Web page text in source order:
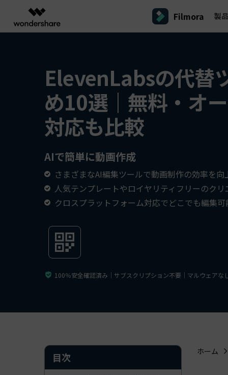
製品
Filmora
UniConverter
動画変換ソフト
DVD Memory
DemoCreator
AI動画・画像・音楽ジェネレーター
SelfyzAI
ToMoviee AI
オールインワンAI生成プラットフォーム
EdrawMax
ベクタードローソフト
EdrawMind
学生・教員向け
代理店募集
パートナープログ
ラム
Filmora 製品
Filmora - Windows動画編集ソフト
Filmora - Mac動画編集ソフト
Filmora - Android動画編集アプリ
Filmora - iPad版
アセット
Filmora AI
AIによる次世代編集
詳しく見る >>
インフルエンサー
SMB
マーケター
動画編集ソフトと方法
ビジネス動画編集関連知識
動画編集の高度スキル・テクニッ
動画再生ソフトと方法
音声編集の基本知識
Filmoraバージョン情報
最新の製品ニュースとアップデート情報 クリ
Filmoraのステップバイステップガイドを学ぶ
クリエイター収益化
プログラム
友
招待
ElevenLabsの代替
め10選｜無料・オ
対応も比較
AIで簡単に動画作成
さまざまなAI編集ツールで動画制作の効率を向
人気テンプレートやロイヤリティフリーのク
クロスプラットフォーム対応でどこでも編集可
100％安全確認済み｜サブスクリプション不要｜マルウェアな
目次 ホーム